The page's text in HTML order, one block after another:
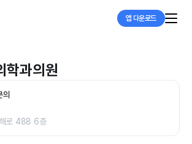
앱 다운로드
학과의원
의
로 488 6층